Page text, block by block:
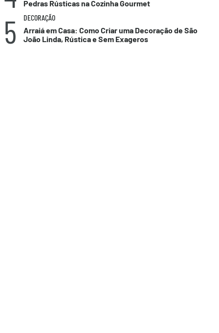
Pedras Rústicas na Cozinha Gourmet
5
DECORAÇÃO
Arraiá em Casa: Como Criar uma Decoração de São
João Linda, Rústica e Sem Exageros